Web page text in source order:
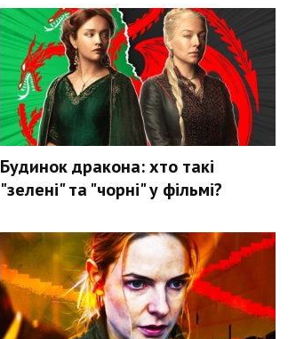
Будинок дракона: хто такі
"зелені" та "чорні" у фільмі?